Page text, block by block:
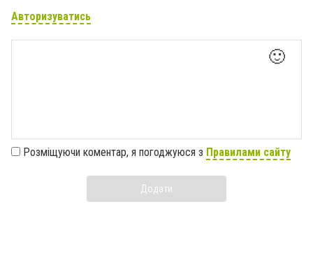
Авторизуватись
🙂
Розміщуючи коментар, я погоджуюся з Правилами сайту
Додати